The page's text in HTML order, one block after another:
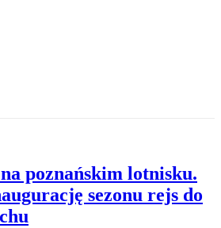
poznańskim lotnisku.
sezonu rejs do